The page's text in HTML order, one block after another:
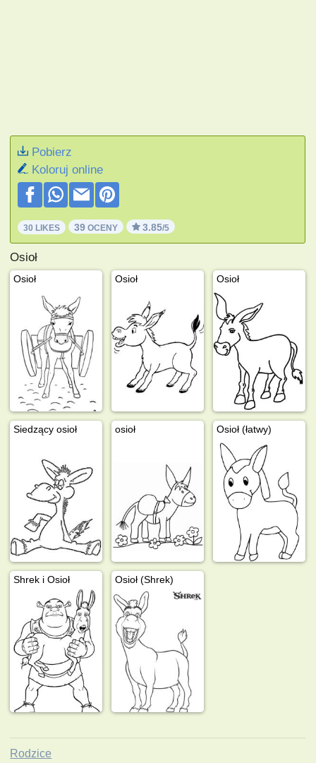
Pobierz
Koloruj online
30 LIKES 39 OCENY 3.85/5
Osioł
Osioł Osioł Osioł
Siedzący osioł osioł Osioł (łatwy)
Shrek i Osioł Osioł (Shrek)
Rodzice